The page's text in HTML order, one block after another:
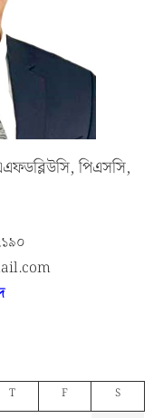
পিএসসি,
T F S